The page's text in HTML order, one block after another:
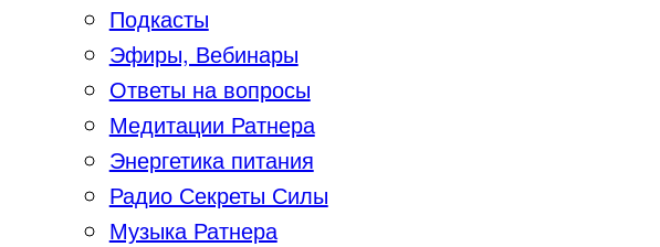
Подкасты
Эфиры, Вебинары
Ответы на вопросы
Медитации Ратнера
Энергетика питания
Радио Секреты Силы
Музыка Ратнера